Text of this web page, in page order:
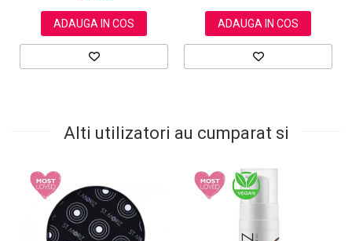
ADAUGA IN COS ADAUGA IN COS
Alti utilizatori au cumparat si